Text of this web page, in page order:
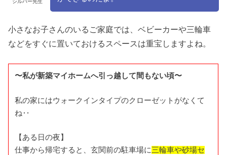
シルバー先生
小さなお子さんのいるご家庭では、ベビーカーや三輪車
などをすぐに置いておけるスペースは重宝しますよね。
〜私が新築マイホームへ引っ越して間もない頃〜
私の家にはウォークインタイプのクローゼットがなくて
ね‥
【ある日の夜】
仕事から帰宅すると、玄関前の駐車場に三輪車や砂場セ